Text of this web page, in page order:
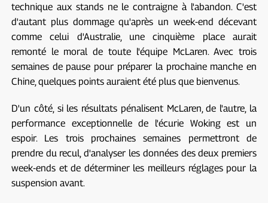
technique aux stands ne le contraigne à l'abandon. C'est
d'autant plus dommage qu'après un week-end décevant
comme celui d'Australie, une cinquième place aurait
remonté le moral de toute l'équipe McLaren. Avec trois
semaines de pause pour préparer la prochaine manche en
Chine, quelques points auraient été plus que bienvenus.
D'un côté, si les résultats pénalisent McLaren, de l'autre, la
performance exceptionnelle de l'écurie Woking est un
espoir. Les trois prochaines semaines permettront de
prendre du recul, d'analyser les données des deux premiers
week-ends et de déterminer les meilleurs réglages pour la
suspension avant.